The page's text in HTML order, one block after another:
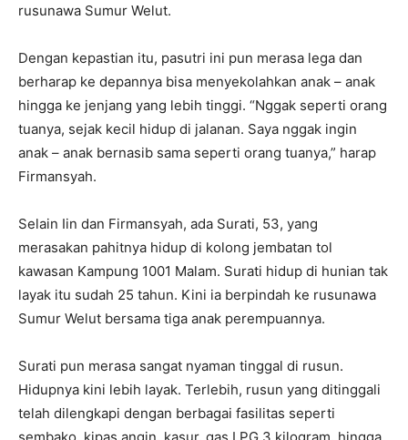
rusunawa Sumur Welut.
Dengan kepastian itu, pasutri ini pun merasa lega dan
berharap ke depannya bisa menyekolahkan anak – anak
hingga ke jenjang yang lebih tinggi. “Nggak seperti orang
tuanya, sejak kecil hidup di jalanan. Saya nggak ingin
anak – anak bernasib sama seperti orang tuanya,” harap
Firmansyah.
Selain Iin dan Firmansyah, ada Surati, 53, yang
merasakan pahitnya hidup di kolong jembatan tol
kawasan Kampung 1001 Malam. Surati hidup di hunian tak
layak itu sudah 25 tahun. Kini ia berpindah ke rusunawa
Sumur Welut bersama tiga anak perempuannya.
Surati pun merasa sangat nyaman tinggal di rusun.
Hidupnya kini lebih layak. Terlebih, rusun yang ditinggali
telah dilengkapi dengan berbagai fasilitas seperti
sembako, kipas angin, kasur, gas LPG 3 kilogram, hingga